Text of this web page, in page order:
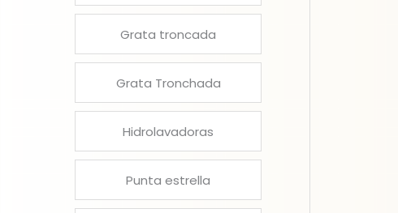
Grata troncada
Grata Tronchada
Hidrolavadoras
Punta estrella